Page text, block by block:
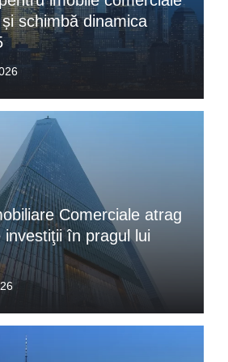
schimbă dinamica
Comerciale atrag
investiţii în pragul lui